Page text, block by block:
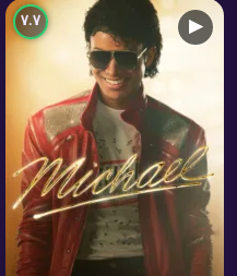
▶
7.7